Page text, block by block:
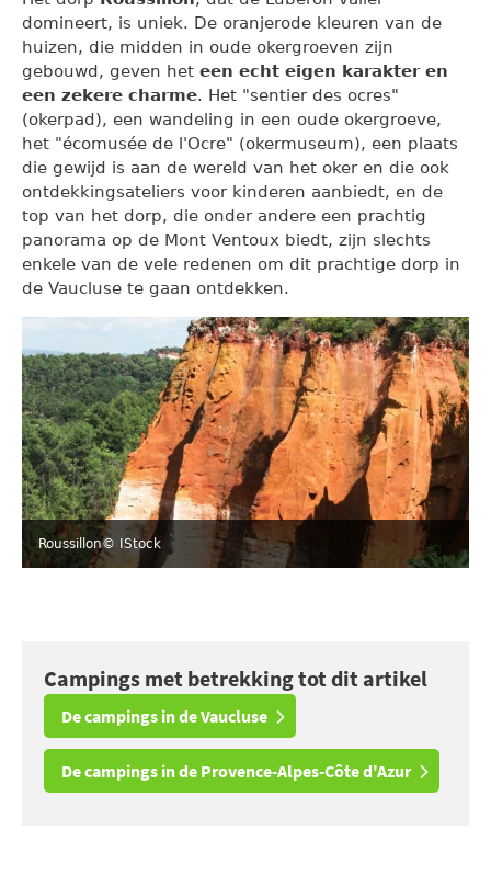
domineert, is uniek. De oranjerode kleuren van de
huizen, die midden in oude okergroeven zijn
gebouwd, geven het een echt eigen karakter en
een zekere charme. Het "sentier des ocres"
(okerpad), een wandeling in een oude okergroeve,
het "écomusée de l'Ocre" (okermuseum), een plaats
die gewijd is aan de wereld van het oker en die ook
ontdekkingsateliers voor kinderen aanbiedt, en de
top van het dorp, die onder andere een prachtig
panorama op de Mont Ventoux biedt, zijn slechts
enkele van de vele redenen om dit prachtige dorp in
de Vaucluse te gaan ontdekken.
Roussillon© IStock
Campings met betrekking tot dit artikel
De campings in de Vaucluse
De campings in de Provence-Alpes-Côte d'Azur